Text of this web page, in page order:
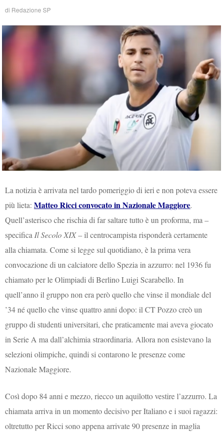
di Redazione SP
La notizia è arrivata nel tardo pomeriggio di ieri e non poteva essere
più lieta:Matteo Ricci convocato in Nazionale Maggiore.
Quell’asterisco che rischia di far saltare tutto è un proforma, ma –
specifica Il Secolo XIX– il centrocampista risponderà certamente
alla chiamata. Come si legge sul quotidiano, è la prima vera
convocazione di un calciatore dello Spezia in azzurro: nel 1936 fu
chiamato per le Olimpiadi di Berlino Luigi Scarabello. In
quell’anno il gruppo non era però quello che vinse il mondiale del
’34 né quello che vinse quattro anni dopo: il CT Pozzo creò un
gruppo di studenti universitari, che praticamente mai aveva giocato
in Serie A ma dall’alchimia straordinaria. Allora non esistevano la
selezioni olimpiche, quindi si contarono le presenze come
Nazionale Maggiore.
Così dopo 84 anni e mezzo, riecco un aquilotto vestire l’azzurro. La
chiamata arriva in un momento decisivo per Italiano e i suoi ragazzi:
oltretutto per Ricci sono appena arrivate 90 presenze in maglia